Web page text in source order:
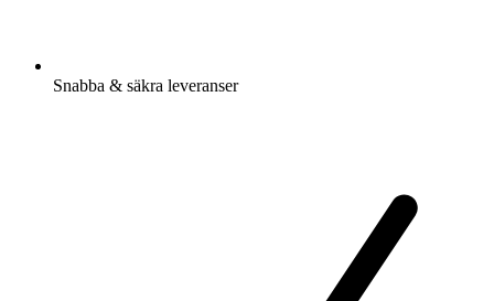
Snabba & säkra leveranser